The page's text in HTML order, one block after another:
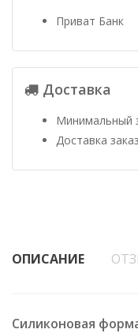
Приват Банк
Доставка
Минимальный
Доставка
ОПИСАНИЕ
Силиконовая